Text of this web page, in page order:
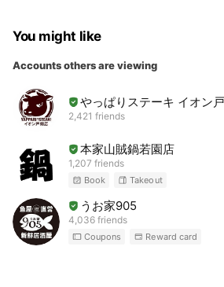
You might like
Accounts others are viewing
やっぱりステーキ イオン
2,421 friends
本家山賊鍋若園店
1,207 friends
Book Takeout
うお家905
4,036 friends
Coupons Reward card